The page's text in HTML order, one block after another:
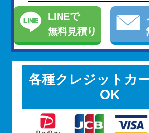
LINEで
無料見積り
各種クレジットカ
OK